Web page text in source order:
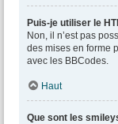
Puis-je utiliser le
Non, il n’est pas
des mises en forme
avec les BBCodes.
Haut
Que sont les